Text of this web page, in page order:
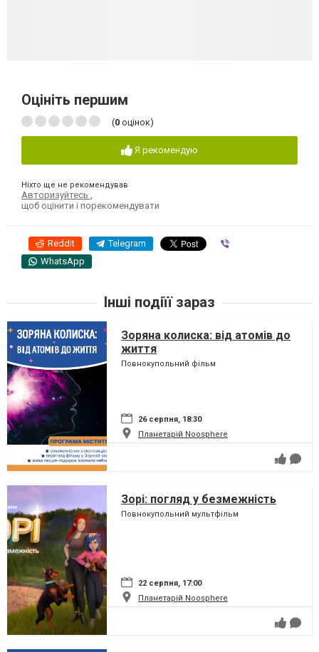
Оцініть першим
(0 оцінок)
Я рекомендую
Ніхто ще не рекомендував
Авторизуйтесь ,
щоб оцінити і порекомендувати
Reddit Telegram
WhatsApp
Інші подіїї зараз
Зоряна колиска: від атомів до
життя
Повнокупольний фільм
26 серпня, 18:30
Планетарій Noosphere
Зорі: погляд у безмежність
Повнокупольний мультфільм
22 серпня, 17:00
Планетарій Noosphere